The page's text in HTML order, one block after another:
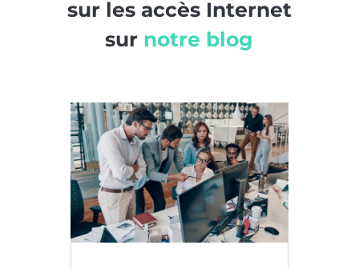
sur les accès Internet
sur notre blog